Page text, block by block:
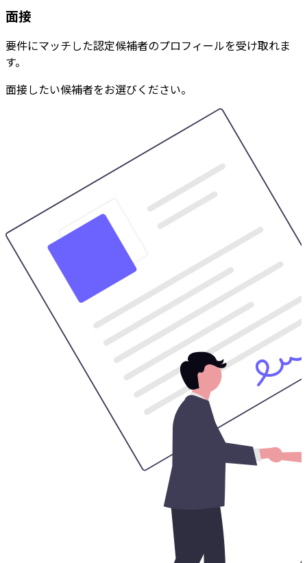
面接
要件にマッチした認定候補者のプロフィールを受け取れま
す。
面接したい候補者をお選びください。